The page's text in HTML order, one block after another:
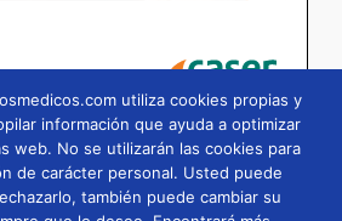
Zoom100%
utiliza cookies propias y
información que ayuda a optimizar
web. No se utilizarán las cookies para
de carácter personal. Usted puede
también puede cambiar su